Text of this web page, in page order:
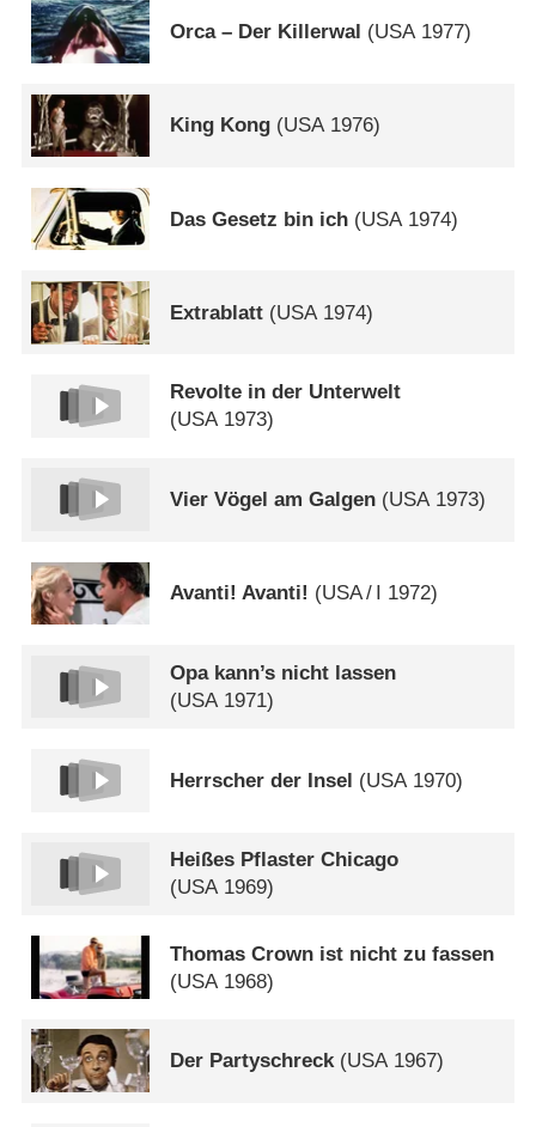
Orca – Der Killerwal (USA1977)
King Kong (USA1976)
Das Gesetz bin ich (USA 1974)
Extrablatt (USA 1974)
Revolte in der Unterwelt
(USA1973)
Vier Vögel am Galgen (USA1973)
Avanti! Avanti! (USA/ 1972)
Opa kann’s nicht lassen
(USA1971)
Herrscher der Insel (USA 1970)
Heißes Pflaster Chicago
(USA1969)
Thomas Crown ist nicht zu fassen
(USA 1968)
Der Partyschreck(USA1967)